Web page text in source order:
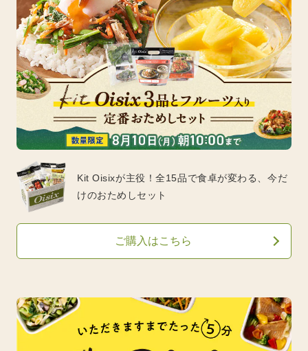
Kit Oisixが主役！全15品で食卓が変わる、今だ
けのおためしセット
ご購入はこちら